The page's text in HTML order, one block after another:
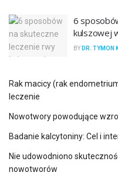
6
kulszowej
BY DR. TYMON
Rak macicy (rak
leczenie
Nowotwory powodujące
Badanie kalcytoniny: Cel i
Nie udowodniono
nowotworów